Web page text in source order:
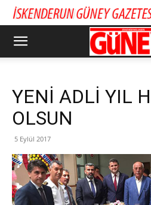
YENİ ADLİ YIL
OLSUN
5 Eylül 2017